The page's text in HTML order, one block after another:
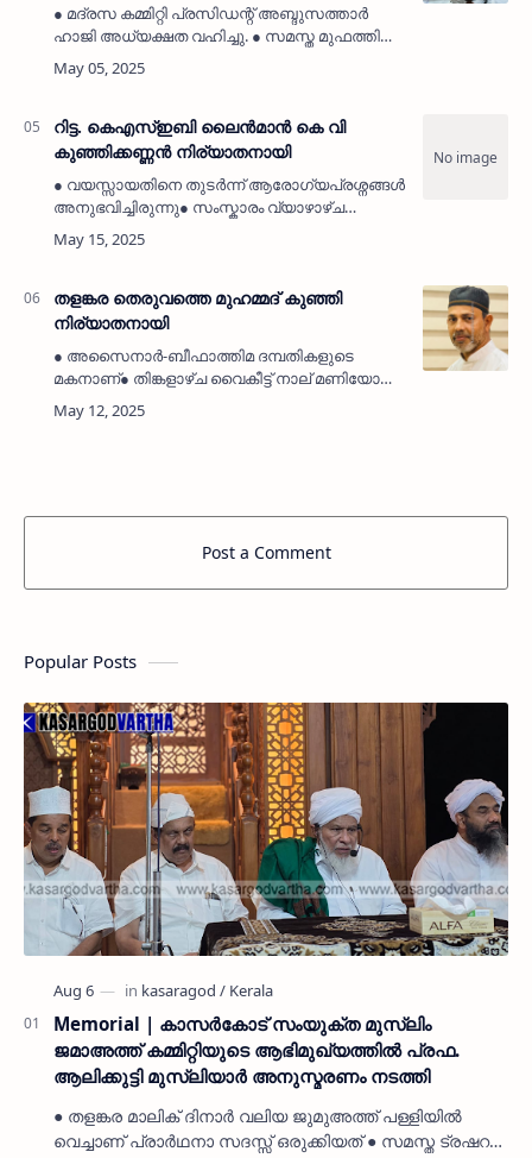
● മദ്രസ കമ്മിറ്റി പ്രസിഡന്റ് അബ്ദുസത്താർ
ഹാജി അധ്യക്ഷത വഹിച്ചു. ● സമസ്ത മുഫത്തിശ്
ഹംസ ഫൈസി മുഖ്യപ്രഭാഷണം നടത്തി. ● ഇ-
ലേണിംഗ് സാധ്യതകളെക്കുറിച്ച് ഹാഫിള് ഹിഷാം
റിട്ട. കെഎസ്ഇബി ലൈൻമാൻ കെ വി
കുഞ്ഞിക്കണ്ണൻ നിര്യാതനായി
● വയസ്സായതിനെ തുടർന്ന് ആരോഗ്യപ്രശ്നങ്ങൾ
അനുഭവിച്ചിരുന്നു● സംസ്കാരം വ്യാഴാഴ്ച
വൈകീട്ട് വടക്കാങ്കരയിൽ● ഇളയമകൻ കെ എസ്
ആർ ടി സി ജീവനക്കാരനാണ്കാഞ്ഞങ്ങാട്:
തളങ്കര തെരുവത്തെ മുഹമ്മദ് കുഞ്ഞി
നിര്യാതനായി
● അസൈനാർ-ബീഫാത്തിമ ദമ്പതികളുടെ
മകനാണ്● തിങ്കളാഴ്ച വൈകീട്ട് നാല് മണിയോടെ
ഖബറടക്കം നടന്നു. തളങ്കര:
(MyKasargodVartha) തെരുവത്തെ മുഹമ്മദ്
Post a Comment
Popular Posts
Memorial | കാസർകോട് സംയുക്ത മുസ്ലിം
ജമാഅത്ത് കമ്മിറ്റിയുടെ ആഭിമുഖ്യത്തിൽ പ്രഫ.
ആലിക്കുട്ടി മുസ്ലിയാർ അനുസ്മരണം നടത്തി
● തളങ്കര മാലിക് ദിനാർ വലിയ ജുമുഅത്ത് പള്ളിയിൽ
വെച്ചാണ് പ്രാർഥനാ സദസ്സ് ഒരുക്കിയത് ● സമസ്ത ട്രഷറർ